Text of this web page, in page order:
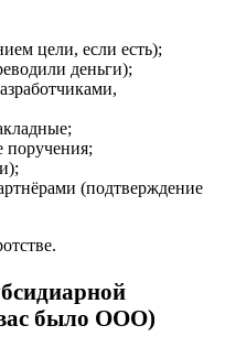
цели, если есть);
деньги);
поручения;
(подтверждение
вас было ООО)